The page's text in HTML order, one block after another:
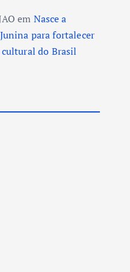
em Nasce a
para fortalecer
do Brasil